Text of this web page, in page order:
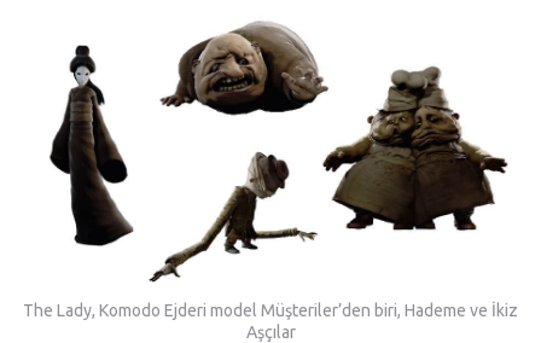
The Lady, Komodo Ejderi model Müşteriler’den biri, Hademe ve İkiz
Aşçılar